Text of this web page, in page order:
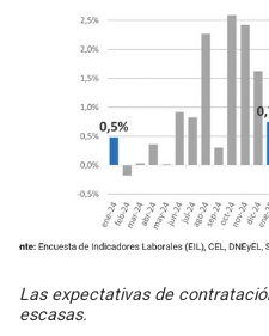
Las expectativas de
escasas.